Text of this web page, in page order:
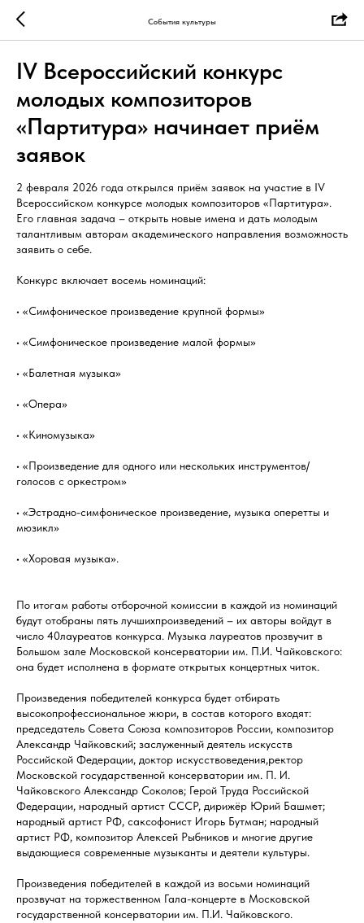
События культуры
IV Всероссийский конкурс
молодых композиторов
«Партитура» начинает приём
заявок
2 февраля 2026 года открылся приём заявок на участие в IV
Всероссийском конкурсе молодых композиторов «Партитура».
Его главная задача – открыть новые имена и дать молодым
талантливым авторам академического направления возможность
заявить о себе.
Конкурс включает восемь номинаций:
• «Симфоническое произведение крупной формы»
• «Симфоническое произведение малой формы»
• «Балетная музыка»
• «Опера»
• «Киномузыка»
• «Произведение для одного или нескольких инструментов/
голосов с оркестром»
• «Эстрадно-симфоническое произведение, музыка оперетты и
мюзикл»
• «Хоровая музыка».
По итогам работы отборочной комиссии в каждой из номинаций
будут отобраны пять лучшихпроизведений – их авторы войдут в
число 40лауреатов конкурса. Музыка лауреатов прозвучит в
Большом зале Московской консерватории им. П.И. Чайковского:
она будет исполнена в формате открытых концертных читок.
Произведения победителей конкурса будет отбирать
высокопрофессиональное жюри, в состав которого входят:
председатель Совета Союза композиторов России, композитор
Александр Чайковский; заслуженный деятель искусств
Российской Федерации, доктор искусствоведения,ректор
Московской государственной консерватории им. П. И.
Чайковского Александр Соколов; Герой Труда Российской
Федерации, народный артист СССР, дирижёр Юрий Башмет;
народный артист РФ, саксофонист Игорь Бутман; народный
артист РФ, композитор Алексей Рыбников и многие другие
выдающиеся современные музыканты и деятели культуры.
Произведения победителей в каждой из восьми номинаций
прозвучат на торжественном Гала-концерте в Московской
государственной консерватории им. П.И. Чайковского.